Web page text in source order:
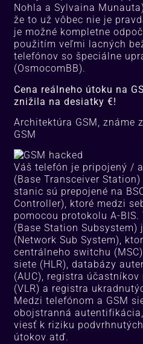
Nohla a Sylvaina
že to už vôbec nie je
je možné kompletne
použitím veľmi lacných
telefónov so špeciálne
(OsmocomBB).
Cena reálneho útoku na
znižila na desiatky €!
Architektúra GSM, známe
GSM
Váš telefón je pripojený /
(Base Transceiver
stanic sú prepojené na
Controller), ktoré medzi
pomocou protokolu A-BIS.
(Base Station Subsystem)
(Network Sub System),
centrálneho switchu
siete (HLR), databázy
(AUC), registra
(VLR) a registra
Medzi telefónom a GSM
obojstranná
viesť k riziku
útokov atď.